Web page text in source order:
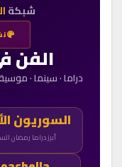
شبكة
الفن
السوريون
أبرز دراما رمضان